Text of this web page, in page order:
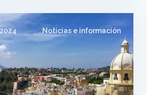
Noticias e información